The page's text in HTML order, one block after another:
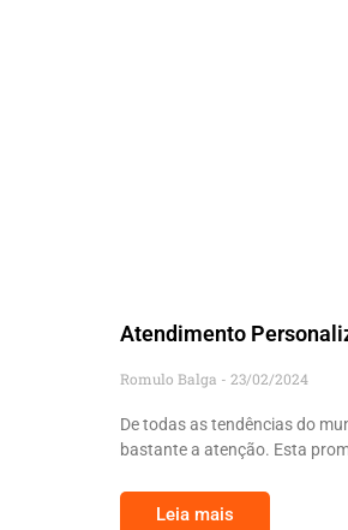
Atendimento
Romulo Balga 23/02/2024
De todas as tendências do
bastante a atenção. Esta
Leia mais